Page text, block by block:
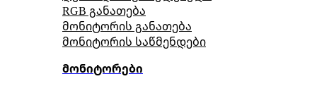
RGB განათება
მონიტორის განათება
მონიტორის საწმენდები
მონიტორები